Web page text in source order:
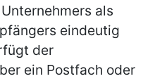
als
eindeutig
der
ein Postfach oder